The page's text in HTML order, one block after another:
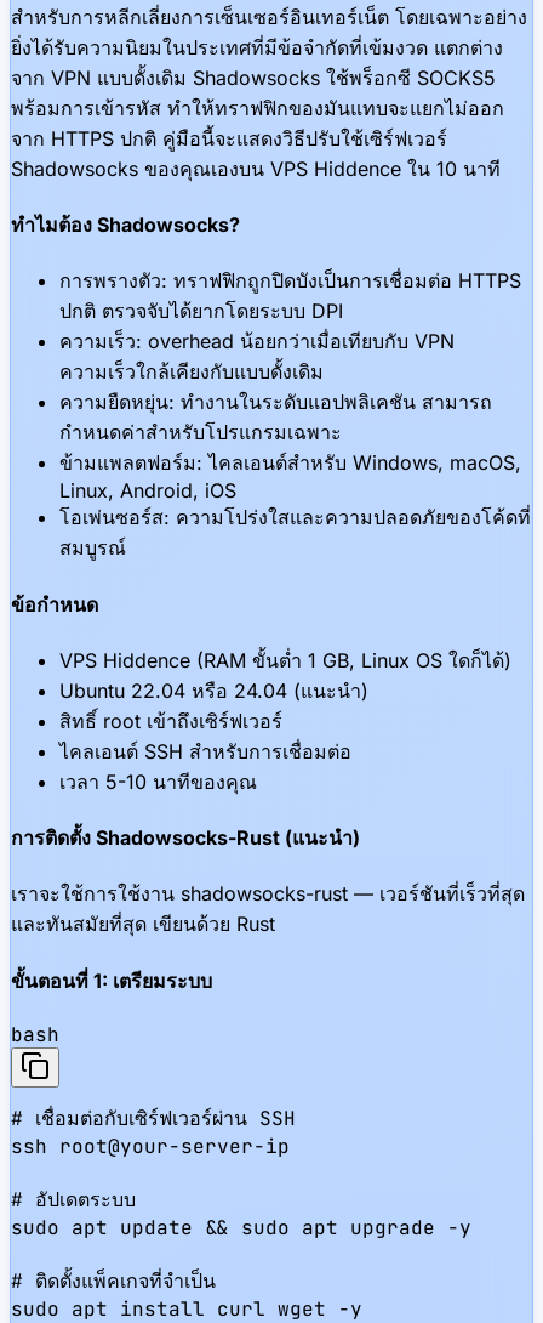
สำหรับการหลีกเลี่ยงการเซ็นเซอร์อินเทอร์เน็ต โดยเฉพาะอย่าง
ยิ่งได้รับความนิยมในประเทศที่มีข้อจำกัดที่เข้มงวด แตกต่าง
จาก VPN แบบดั้งเดิม Shadowsocks ใช้พร็อกซี SOCKS5
พร้อมการเข้ารหัส ทำให้ทราฟฟิกของมันแทบจะแยกไม่ออก
จาก HTTPS ปกติ คู่มือนี้จะแสดงวิธีปรับใช้เซิร์ฟเวอร์
Shadowsocks ของคุณเองบน VPS Hiddence ใน 10 นาที
ทำไมต้อง Shadowsocks?
การพรางตัว: ทราฟฟิกถูกปิดบังเป็นการเชื่อมต่อ HTTPS
ปกติ ตรวจจับได้ยากโดยระบบ DPI
ความเร็ว: overhead น้อยกว่าเมื่อเทียบกับ VPN
ความเร็วใกล้เคียงกับแบบดั้งเดิม
ความยืดหยุ่น: ทำงานในระดับแอปพลิเคชัน สามารถ
กำหนดค่าสำหรับโปรแกรมเฉพาะ
ข้ามแพลตฟอร์ม: ไคลเอนต์สำหรับ Windows, macOS,
Linux, Android, iOS
โอเพ่นซอร์ส: ความโปร่งใสและความปลอดภัยของโค้ดที่
สมบูรณ์
ข้อกำหนด
VPS Hiddence (RAM ขั้นต่ำ 1 GB, Linux OS ใดก็ได้)
Ubuntu 22.04 หรือ 24.04 (แนะนำ)
สิทธิ์ root เข้าถึงเซิร์ฟเวอร์
ไคลเอนต์ SSH สำหรับการเชื่อมต่อ
เวลา 5-10 นาทีของคุณ
การติดตั้ง Shadowsocks-Rust (แนะนำ)
เราจะใช้การใช้งาน shadowsocks-rust — เวอร์ชันที่เร็วที่สุด
และทันสมัยที่สุด เขียนด้วย Rust
ขั้นตอนที่ 1: เตรียมระบบ
bash
# เชื่อมต่อกับเซิร์ฟเวอร์ผ่าน SSH
ssh root@your-server-ip
# อัปเดตระบบ
sudo apt update && sudo apt upgrade -y
# ติดตั้งแพ็คเกจที่จำเป็น
sudo apt install curl wget -y